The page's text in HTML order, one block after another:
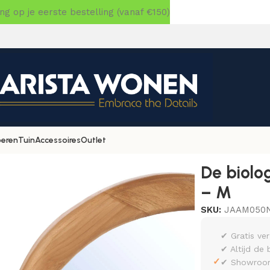
TuinAccessoiresOutlet
De
– M
SKU:
✓
✔ Gratis
✔ Altijd de
✔
op je eerste bestelling (vanaf €150)